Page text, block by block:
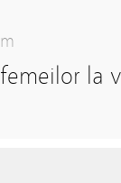
la